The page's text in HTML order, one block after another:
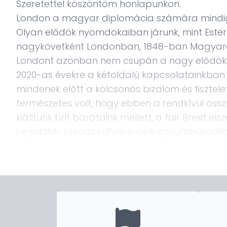
Szeretettel köszöntöm honlapunkon.
London a magyar diplomácia számára
Olyan elődök nyomdokaiban járunk, mint
nagykövetként Londonban, 1848-ban
Londont azonban nem csupán a nagy
2020-as évekre a kétoldalú
mindenek előtt a kölcsönös bizalom és
természetes volt, hogy ebben a rendkívül
kiálltunk brit barátaink mellett, a fair Brexit
Legalább ekkora súllyal erősíti
Az Egyesült Királyságban jelentős magyar
megkülönböztetett figyelemmel és
A londoni diplomáciai munka azonban